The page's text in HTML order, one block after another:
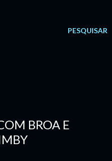
PESQUISAR
BROA E